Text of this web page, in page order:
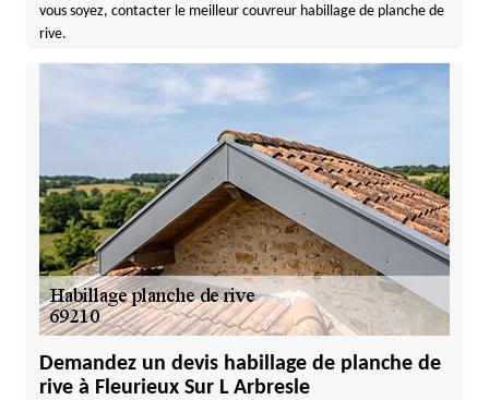
vous soyez, contacter le meilleur couvreur habillage de planche de
rive.
Demandez un devis habillage de planche de
rive à Fleurieux Sur L Arbresle